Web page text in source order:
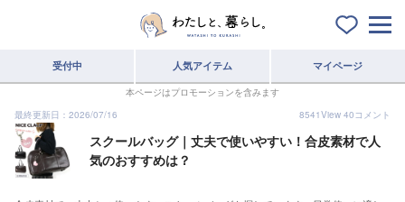
受付中 人気アイテム マイページ
本ページはプロモーションを含みます
最終更新日：2026/07/16
8541View 40コメント
スクールバッグ｜丈夫で使いやすい！合皮素材で人
気のおすすめは？